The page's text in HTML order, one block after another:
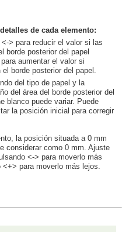
de cada elemento:
> para reducir el valor si las
borde posterior del papel
aumentar el valor si
borde posterior del papel.
del tipo de papel y la
del área del borde posterior del
blanco puede variar. Puede
la posición inicial para corregir
la posición situada a 0 mm
considerar como 0 mm. Ajuste
<-> para moverlo más
<+> para moverlo más lejos.